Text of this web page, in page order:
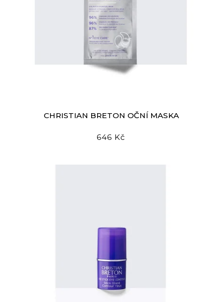
CHRISTIAN BRETON OČNÍ MASKA
646 Kč